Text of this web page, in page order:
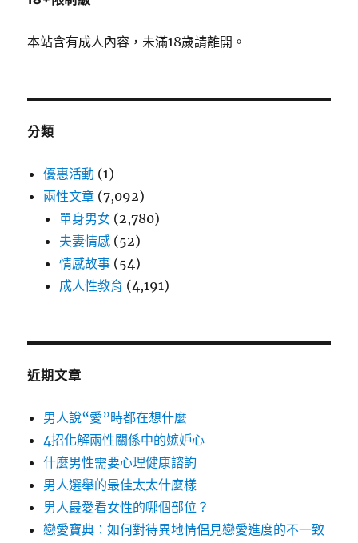
本站含有成人內容，未滿18歲請離開。
分類
優惠活動 (1)
兩性文章 (7,092)
單身男女 (2,780)
夫妻情感 (52)
情感故事 (54)
成人性教育 (4,191)
近期文章
男人說“愛”時都在想什麼
4招化解兩性關係中的嫉妒心
什麼男性需要心理健康諮詢
男人選舉的最佳太太什麼樣
男人最愛看女性的哪個部位？
戀愛寶典：如何對待異地情侶見戀愛進度的不一致